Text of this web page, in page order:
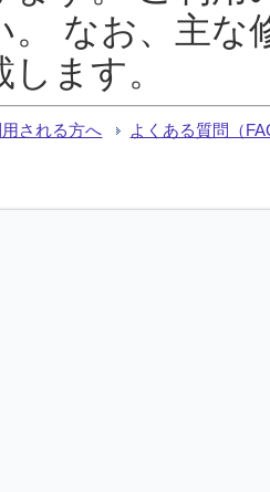
。 なお、主な
ます。
される方へ よくある質問（